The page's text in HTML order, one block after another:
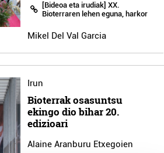
[Bideoa eta irudiak] XX.
Bioterraren lehen eguna, harkor
Mikel Del Val Garcia
Irun
Bioterrak osasuntsu
ekingo dio bihar 20.
edizioari
Alaine Aranburu Etxegoien